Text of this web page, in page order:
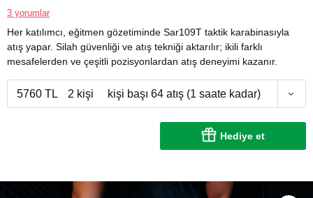
3 yorumlar
Her katılımcı, eğitmen gözetiminde Sar109T taktik karabinasıyla
atış yapar. Silah güvenliği ve atış tekniği aktarılır; ikili farklı
mesafelerden ve çeşitli pozisyonlardan atış deneyimi kazanır.
5760 TL 2 kişi kişi başı 64 atış (1 saate kadar)
Hediye et